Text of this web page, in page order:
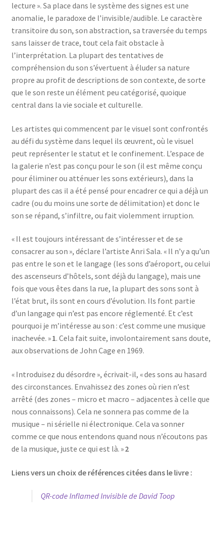
lecture ». Sa place dans le système des signes est une
anomalie, le paradoxe de l’invisible/audible. Le caractère
transitoire du son, son abstraction, sa traversée du temps
sans laisser de trace, tout cela fait obstacle à
l’interprétation. La plupart des tentatives de
compréhension du son s’évertuent à éluder sa nature
propre au profit de descriptions de son contexte, de sorte
que le son reste un élément peu catégorisé, quoique
central dans la vie sociale et culturelle.
Les artistes qui commencent par le visuel sont confrontés
au défi du système dans lequel ils œuvrent, où le visuel
peut représenter le statut et le confinement. L’espace de
la galerie n’est pas conçu pour le son (il est même conçu
pour éliminer ou atténuer les sons extérieurs), dans la
plupart des cas il a été pensé pour encadrer ce qui a déjà un
cadre (ou du moins une sorte de délimitation) et donc le
son se répand, s’infiltre, ou fait violemment irruption.
« Il est toujours intéressant de s’intéresser et de se
consacrer au son », déclare l’artiste Anri Sala. « Il n’y a qu’un
pas entre le son et le langage (les sons d’aéroport, ou celui
des ascenseurs d’hôtels, sont déjà du langage), mais une
fois que vous êtes dans la rue, la plupart des sons sont à
l’état brut, ils sont en cours d’évolution. Ils font partie
d’un langage qui n’est pas encore réglementé. Et c’est
pourquoi je m’intéresse au son : c’est comme une musique
inachevée. »1. Cela fait suite, involontairement sans doute,
aux observations de John Cage en 1969.
« Introduisez du désordre », écrivait-il, « des sons au hasard
des circonstances. Envahissez des zones où rien n’est
arrêté (des zones – micro et macro – adjacentes à celle que
nous connaissons). Cela ne sonnera pas comme de la
musique – ni sérielle ni électronique. Cela va sonner
comme ce que nous entendons quand nous n’écoutons pas
de la musique, juste ce qui est là. »2
Liens vers un choix de références citées dans le livre :
QR-code Inflamed Invisible de David Toop